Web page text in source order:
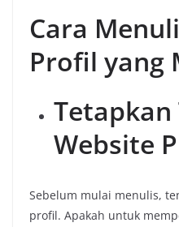
Cara
Profil yang
Tetapkan
Website
Sebelum mulai menulis,
profil. Apakah untuk